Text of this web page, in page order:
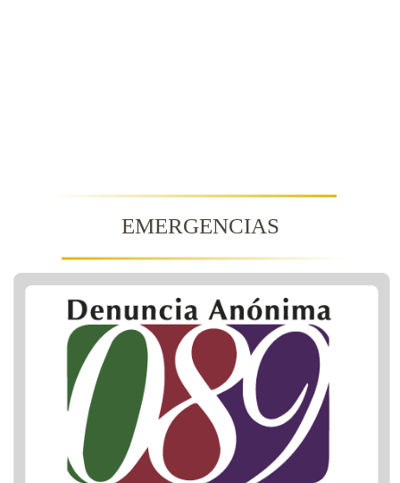
EMERGENCIAS